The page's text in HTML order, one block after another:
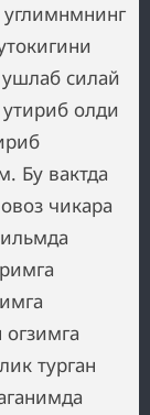
силай
олди
Бу вактда
чикара
турган